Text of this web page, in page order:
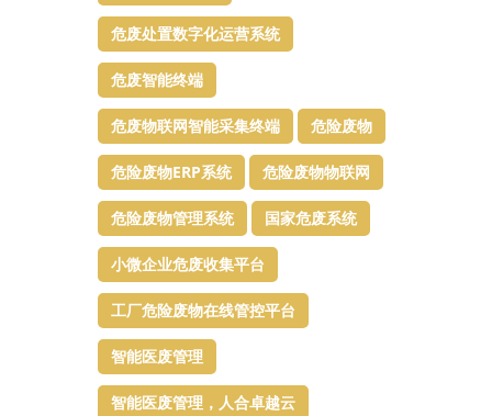
危废处置数字化运营系统
危废智能终端
危废物联网智能采集终端 危险废物
危险废物ERP系统 危险废物物联网
危险废物管理系统 国家危废系统
小微企业危废收集平台
工厂危险废物在线管控平台
智能医废管理
智能医废管理，人合卓越云